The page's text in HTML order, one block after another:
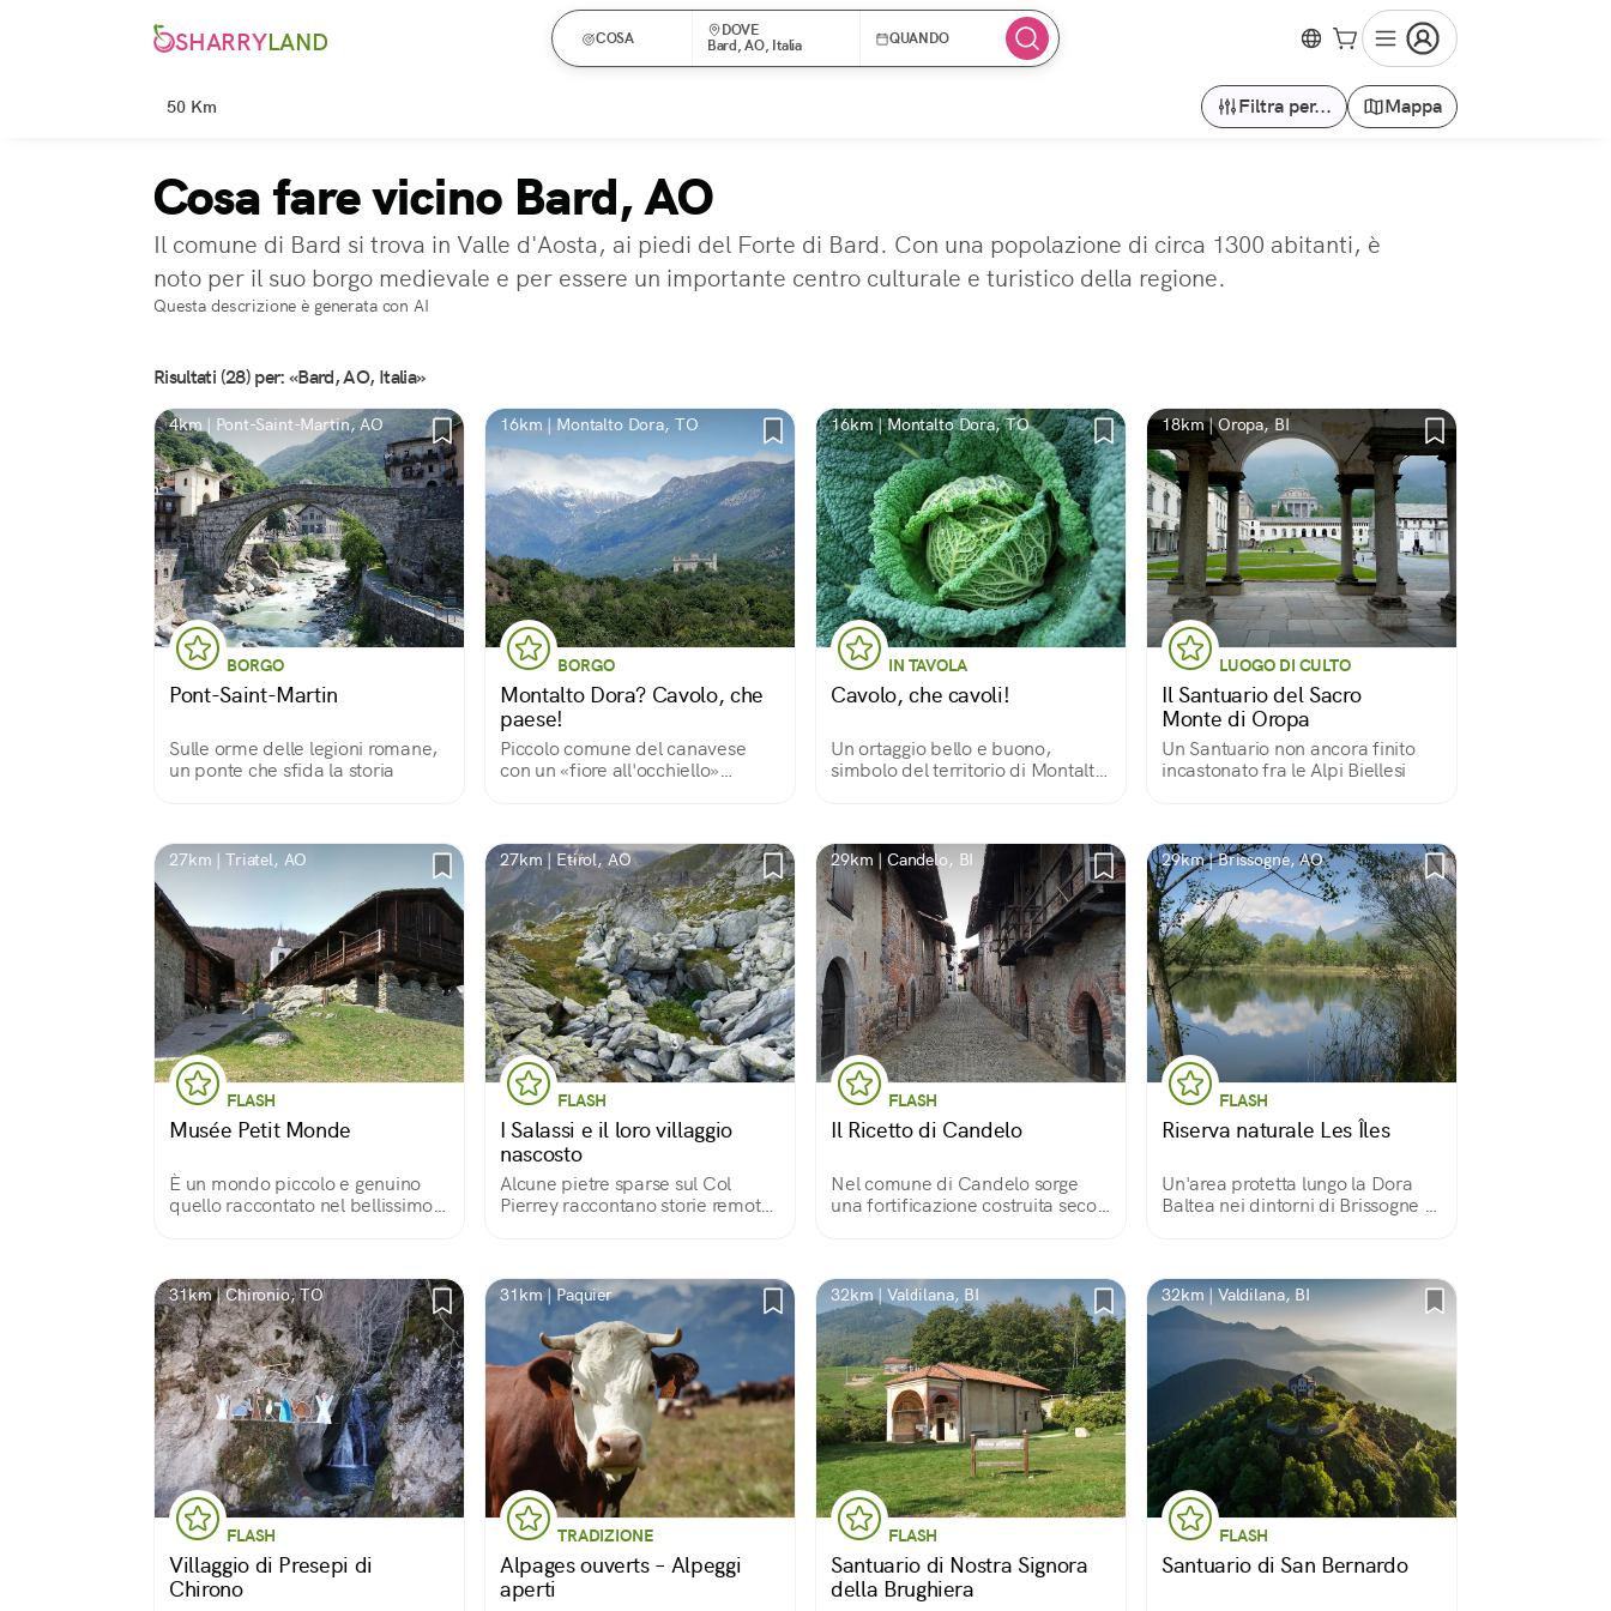
SHARRYLAND COSA
DOVE
Bard, AO, Italia
QUANDO
50 Km Filtra per... Mappa
Cosa fare vicino Bard, AO
Il comune di Bard si trova in Valle d'Aosta, ai piedi del Forte di Bard. Con una popolazione di circa 1300 abitanti, è
noto per il suo borgo medievale e per essere un importante centro culturale e turistico della regione.
Questa descrizione è generata con AI
Risultati (28) per: «Bard, AO, Italia»
4km | Pont-Saint-Martin, AO
BORGO
Pont-Saint-Martin
Sulle orme delle legioni romane,
un ponte che sfida la storia
16km | Montalto Dora, TO
BORGO
Montalto Dora? Cavolo, che
paese!
Piccolo comune del canavese
con un «fiore all'occhiello»
16km | Montalto Dora, TO
IN TAVOLA
Cavolo, che cavoli!
Un ortaggio bello e buono,
simbolo del territorio di Montalto
18km | Oropa, BI
LUOGO DI CULTO
Il Santuario del Sacro
Monte di Oropa
Un Santuario non ancora finito
incastonato fra le Alpi Biellesi
27km | Triatel, AO
FLASH
Musée Petit Monde
È un mondo piccolo e genuino
quello raccontato nel bellissimo
mestieri contadini della
montagna.
27km | Etirol, AO
FLASH
I Salassi e il loro villaggio
nascosto
Alcune pietre sparse sul Col
Pierrey raccontano storie remote
per raggiungerlo, meglio se con
una guida
29km | Candelo, BI
FLASH
Il Ricetto di Candelo
Nel comune di Candelo sorge
una fortificazione costruita secoli
e stradine di un piccolo mondo
immutato
29km | Brissogne, AO
FLASH
Riserva naturale Les Îles
Un'area protetta lungo la Dora
Baltea nei dintorni di Brissogne ci
indisturbati la fauna locale.
31km | Chironio, TO
FLASH
Villaggio di Presepi di
Chirono
31km | Paquier
TRADIZIONE
Alpages ouverts – Alpeggi
aperti
32km | Valdilana, BI
FLASH
Santuario di Nostra Signora
della Brughiera
32km | Valdilana, BI
FLASH
Santuario di San Bernardo